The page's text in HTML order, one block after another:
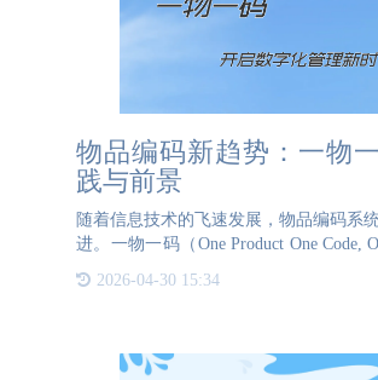
物品编码新趋势：一物
践与前景
随着信息技术的飞速发展，物品编码系
进。一物一码（One Product One Code,
新一代物品编码技术，正在引领物品管理
本文将探讨一物一码的实践应用及其广阔
2026-04-30 15:34